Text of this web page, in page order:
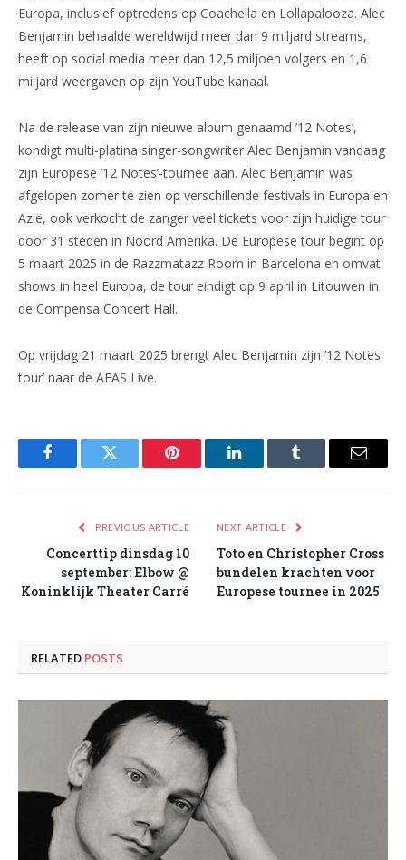
Europa, inclusief optredens op Coachella en Lollapalooza. Alec
Benjamin behaalde wereldwijd meer dan 9 miljard streams,
heeft op social media meer dan 12,5 miljoen volgers en 1,6
miljard weergaven op zijn YouTube kanaal.
Na de release van zijn nieuwe album genaamd ’12 Notes’,
kondigt multi-platina singer-songwriter Alec Benjamin vandaag
zijn Europese ’12 Notes’-tournee aan. Alec Benjamin was
afgelopen zomer te zien op verschillende festivals in Europa en
Azië, ook verkocht de zanger veel tickets voor zijn huidige tour
door 31 steden in Noord Amerika. De Europese tour begint op
5 maart 2025 in de Razzmatazz Room in Barcelona en omvat
shows in heel Europa, de tour eindigt op 9 april in Litouwen in
de Compensa Concert Hall.
Op vrijdag 21 maart 2025 brengt Alec Benjamin zijn ’12 Notes
tour’ naar de AFAS Live.
FacebookTwitter Pinterest LinkedInTumblr Email
PREVIOUS ARTICLE
Concerttip dinsdag 10
september: Elbow @
Koninklijk Theater Carré
NEXT ARTICLE
Toto en Christopher Cross
bundelen krachten voor
Europese tournee in 2025
RELATED POSTS